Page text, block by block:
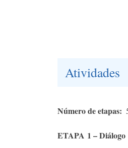
Atividades
Número de etapas
ETAPA 1 – Diálogo